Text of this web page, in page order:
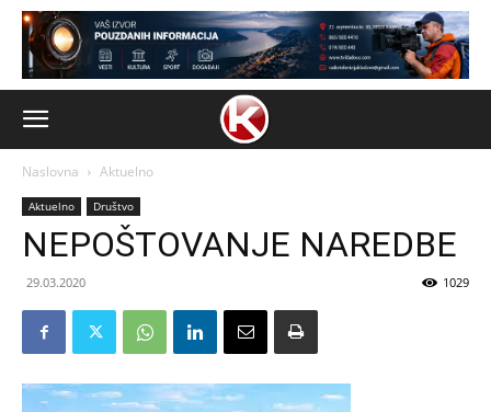
Naslovna Aktuelno
Aktuelno Društvo
NEPOŠTOVANJE NAREDBE
29.03.2020 1029